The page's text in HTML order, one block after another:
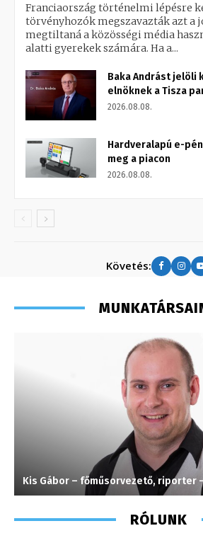
Franciaország történelmi lépésre
törvényhozók megszavazták azt a
megtiltaná a közösségi média
alatti gyerekek számára. Ha a...
Baka Andrást jelöli
elnöknek a Tisza
2026.08.08.
Hardveralapú e-
meg a piacon
2026.08.08.
Követés:
Kis Gábor – főműsorvezető, riporter
RÓLUNK